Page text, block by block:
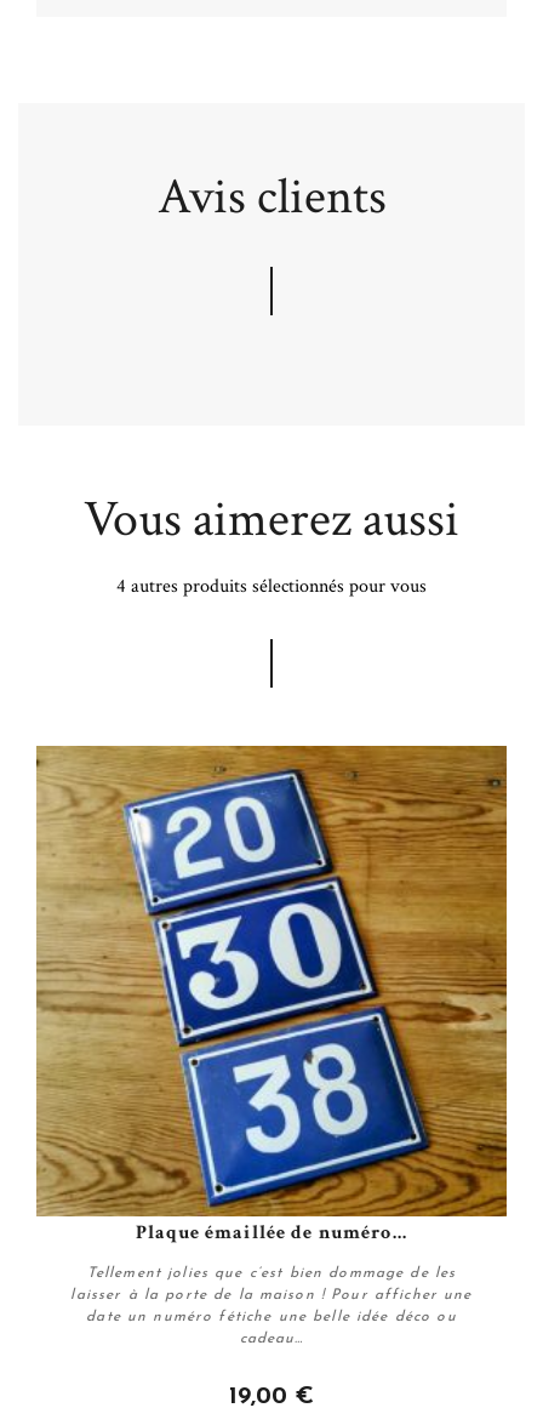
Avis clients
Vous aimerez aussi
4 autres produits sélectionnés pour vous
Plaque émaillée de numéro...
Tellement jolies que c’est bien dommage de les
laisser à la porte de la maison ! Pour afficher une
date un numéro fétiche une belle idée déco ou
cadeau…
19,00 €